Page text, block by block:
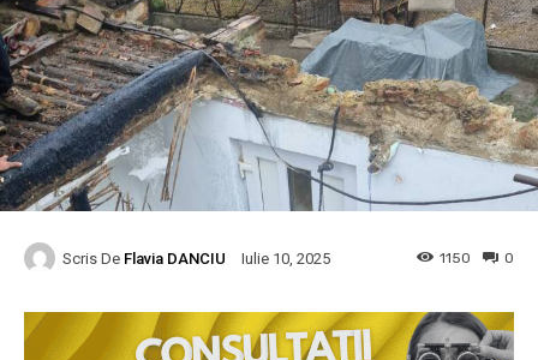
Scris De Flavia DANCIU Iulie 10, 2025 0
1150